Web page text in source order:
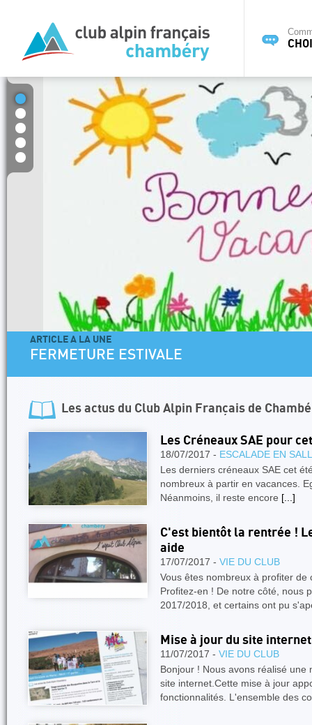
ARTICLE A LA UNE
4 jours dans les Aiguilles Rouges -
Les actus du Club Alpin Français de
Les Créneaux SAE pour
18/07/2017 - ESCALADE EN
Les derniers créneaux SAE cet
nombreux à partir en vacances.
Néanmoins, il reste encore [...]
C'est bientôt la rentrée !
aide
17/07/2017 - VIE DU CLUB
Vous êtes nombreux à profiter de
Profitez-en ! De notre côté, nous
2017/2018, et certains ont pu
Mise à jour du site internet
11/07/2017 - VIE DU CLUB
Bonjour ! Nous avons réalisé
site internet.Cette mise à jour
fonctionnalités. L'ensemble des